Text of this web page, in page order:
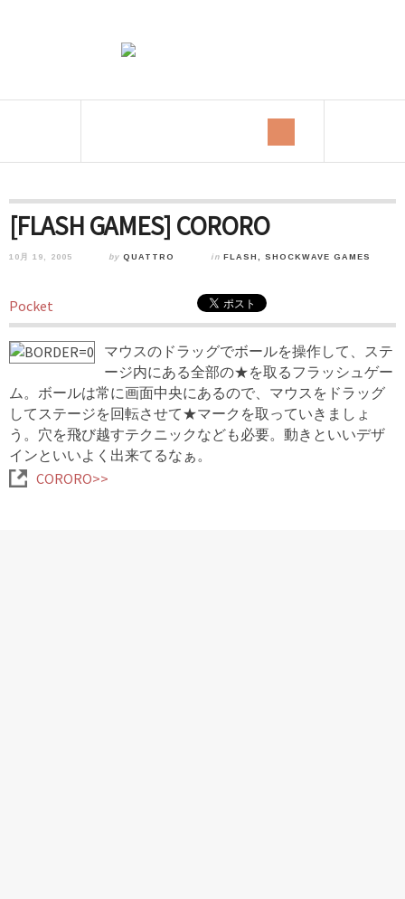
[FLASH GAMES] CORORO
10月 19, 2005 by QUATTRO in FLASH, SHOCKWAVE GAMES
Pocket
マウスのドラッグでボールを操作して、ステ
ージ内にある全部の★を取るフラッシュゲー
ム。ボールは常に画面中央にあるので、マウスをドラッグ
してステージを回転させて★マークを取っていきましょ
う。穴を飛び越すテクニックなども必要。動きといいデザ
インといいよく出来てるなぁ。
CORORO>>